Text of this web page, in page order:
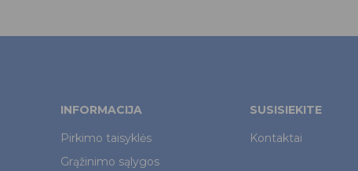
INFORMACIJA
Pirkimo taisyklės
Grąžinimo sąlygos
SUSISIEKITE
Kontaktai